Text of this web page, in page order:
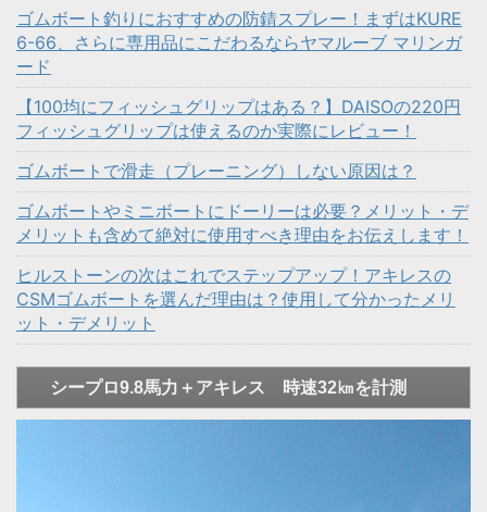
ゴムボート釣りにおすすめの防錆スプレー！まずはKURE
6-66、さらに専用品にこだわるならヤマルーブ マリンガ
ード
【100均にフィッシュグリップはある？】DAISOの220円
フィッシュグリップは使えるのか実際にレビュー！
ゴムボートで滑走（プレーニング）しない原因は？
ゴムボートやミニボートにドーリーは必要？メリット・デ
メリットも含めて絶対に使用すべき理由をお伝えします！
ヒルストーンの次はこれでステップアップ！アキレスの
CSMゴムボートを選んだ理由は？使用して分かったメリ
ット・デメリット
シープロ9.8馬力＋アキレス 時速32㎞を計測